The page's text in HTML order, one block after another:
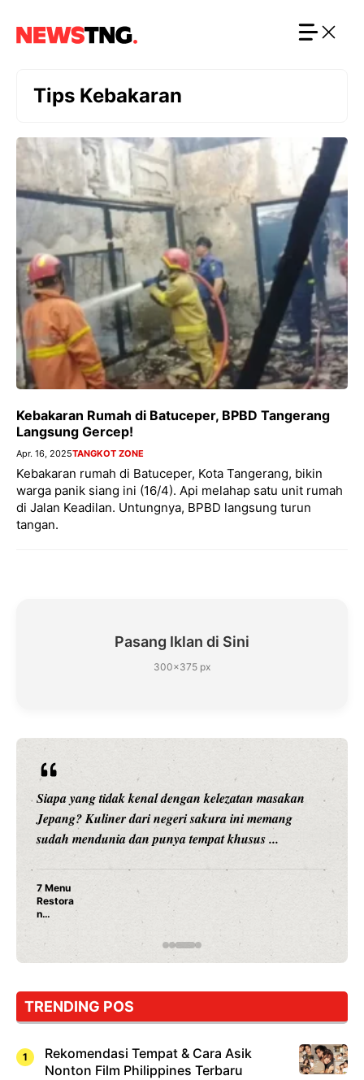
Tips Kebakaran
Kebakaran Rumah di Batuceper, BPBD Tangerang
Langsung Gercep!
Apr. 16, 2025TANGKOT ZONE
Kebakaran rumah di Batuceper, Kota Tangerang, bikin
warga panik siang ini (16/4). Api melahap satu unit rumah
di Jalan Keadilan. Untungnya, BPBD langsung turun
tangan.
Pasang Iklan di Sini
300×375 px
Siapa yang tidak kenal dengan kelezatan masakan
Jepang? Kuliner dari negeri sakura ini memang
sudah mendunia dan punya tempat khusus ...
7 Menu
Restora
n
Jepang
yang
Dicoba,
Cuma
Sushi!
TRENDING POS
Rekomendasi Tempat & Cara Asik
Nonton Film Philippines Terbaru